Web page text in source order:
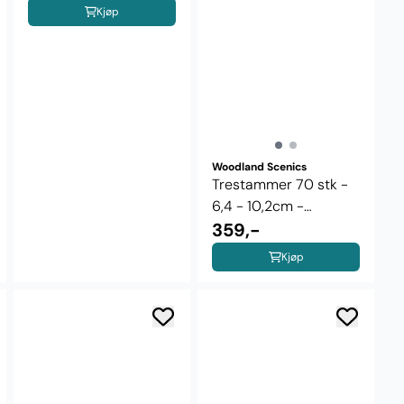
Kjøp
Woodland Scenics
Trestammer 70 stk -
6,4 - 10,2cm -
Woodland ...
359,-
Kjøp